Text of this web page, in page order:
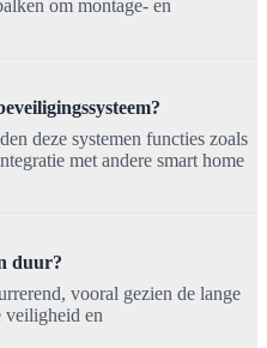
om montage- en
deze systemen functies zoals
met andere smart home
duur?
vooral gezien de lange
veiligheid en